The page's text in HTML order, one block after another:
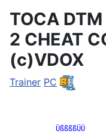
TOCA
2 CHEAT
(c)VDOX
Trainer PC
ÜßßßßÜÜ